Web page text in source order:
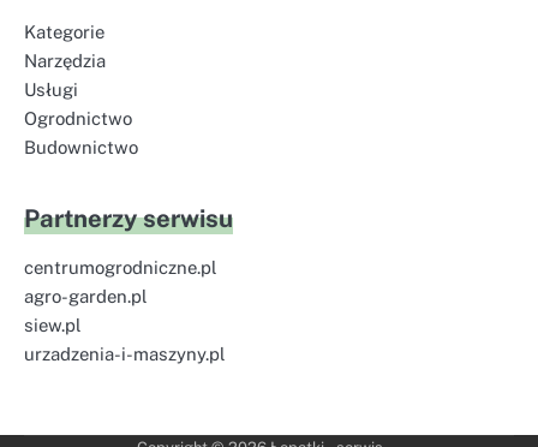
Kategorie
Narzędzia
Usługi
Ogrodnictwo
Budownictwo
Partnerzy serwisu
centrumogrodniczne.pl
agro-garden.pl
siew.pl
urzadzenia-i-maszyny.pl